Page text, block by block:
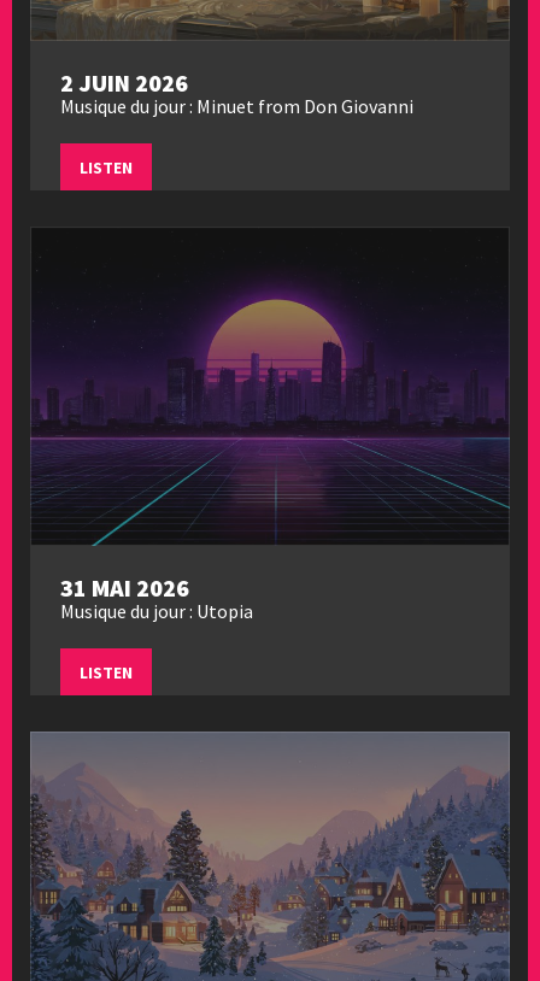
2 JUIN 2026
Musique du jour : Minuet from Don Giovanni
LISTEN
31 MAI 2026
Musique du jour : Utopia
LISTEN